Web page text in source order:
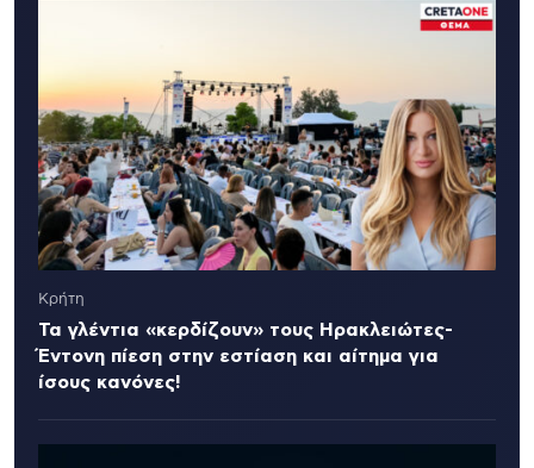
Κρήτη
Τα γλέντια «κερδίζουν» τους Ηρακλειώτες-
Έντονη πίεση στην εστίαση και αίτημα για
ίσους κανόνες!